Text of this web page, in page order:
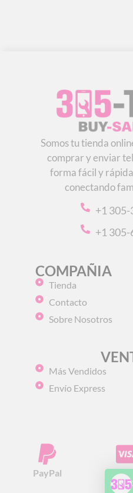
Somos tu tienda
comprar y enviar
forma fácil y
conectando
+1
+1
COMPAÑIA
Tienda
Contacto
Sobre Nosotros
Más Vendidos
Envío Express
PayPal Visa